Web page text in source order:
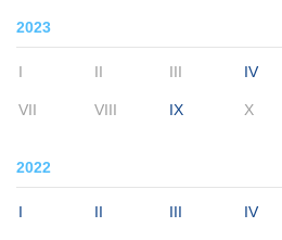
2023
I II III IV
VII VIII IX X
2022
I II III IV